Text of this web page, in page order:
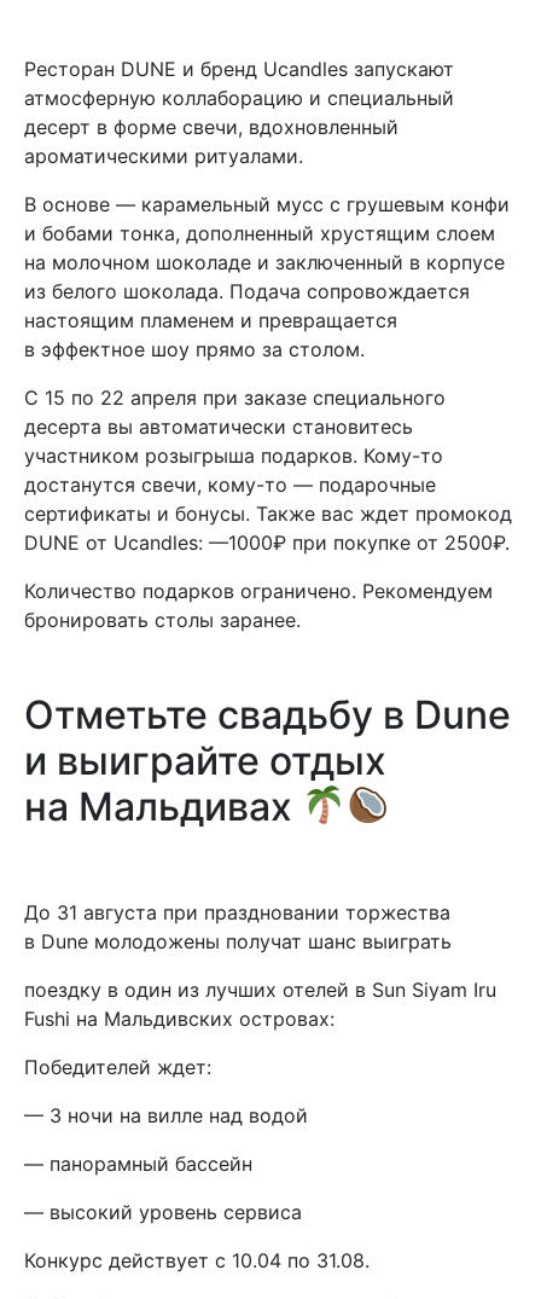
Ресторан DUNE и бренд Ucandles запускают
атмосферную коллаборацию и специальный
десерт в форме свечи, вдохновленный
ароматическими ритуалами.
В основе — карамельный мусс с грушевым конфи
и бобами тонка, дополненный хрустящим слоем
на молочном шоколаде и заключенный в корпусе
из белого шоколада. Подача сопровождается
настоящим пламенем и превращается
в эффектное шоу прямо за столом.
С 15 по 22 апреля при заказе специального
десерта вы автоматически становитесь
участником розыгрыша подарков. Кому-то
достанутся свечи, кому-то — подарочные
сертификаты и бонусы. Также вас ждет промокод
DUNE от Ucandles: —1000₽ при покупке от 2500₽.
Количество подарков ограничено. Рекомендуем
бронировать столы заранее.
Отметьте свадьбу в Dune
и выиграйте отдых
на Мальдивах
До 31 августа при праздновании торжества
в Dune молодожены получат шанс выиграть
поездку в один из лучших отелей в Sun Siyam Iru
Fushi на Мальдивских островах:
Победителей ждет:
— 3 ночи на вилле над водой
— панорамный бассейн
— высокий уровень сервиса
Конкурс действует с 10.04 по 31.08.